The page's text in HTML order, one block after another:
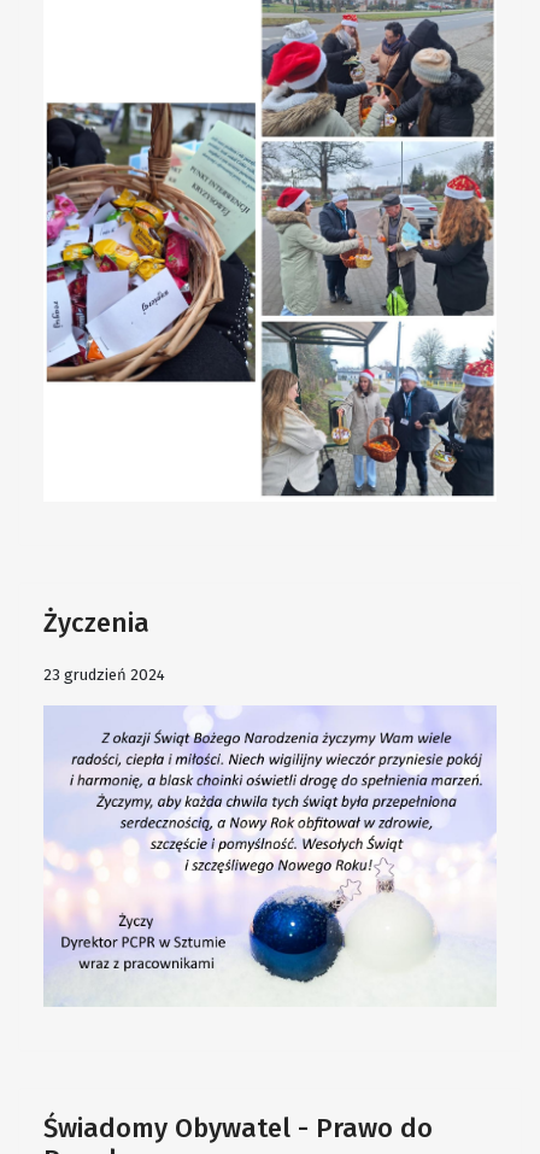
Życzenia
23 grudzień 2024
Świadomy Obywatel - Prawo do